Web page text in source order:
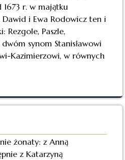
r. w majątku
Dawid i Ewa Rodowicz ten i
Rezgole, Paszle,
synom Stanisławowi
Kazimierzowi, w równych
żonaty: z Anną
z Katarzyną